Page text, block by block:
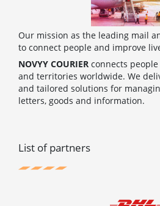
Our mission as the leading mail
to connect people and improve
NOVYY COURIER connects
and territories worldwide. We
and tailored solutions for
letters, goods and information.
List of partners